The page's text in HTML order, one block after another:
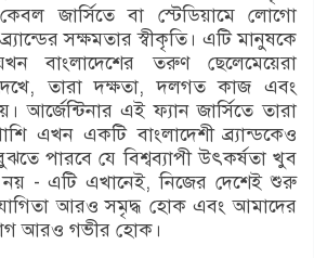
জার্সিতে বা স্টেডিয়ামে লোগো
সক্ষমতার স্বীকৃতি। এটি মানুষকে
বাংলাদেশের তরুণ ছেলেমেয়েরা
দেখে, তারা দক্ষতা, দলগত কাজ এবং
আর্জেন্টিনার এই ফ্যান জার্সিতে তারা
এখন একটি বাংলাদেশী ব্র্যান্ডকেও
পারবে যে বিশ্বব্যাপী উৎকর্ষতা খুব
- এটি এখানেই, নিজের দেশেই শুরু
আরও সমৃদ্ধ হোক এবং আমাদের
আরও গভীর হোক।